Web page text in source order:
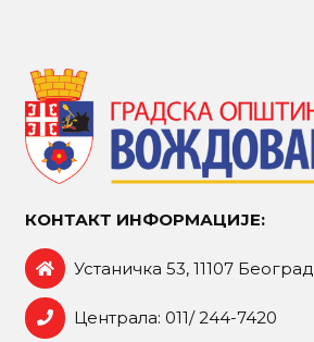
КОНТАКТ ИНФОРМАЦИЈЕ:
Устаничка 53, 11107 Београд
Централа: 011/ 244-7420